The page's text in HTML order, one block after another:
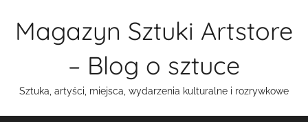
Magazyn Sztuki Artstore
– Blog o sztuce
Sztuka, artyści, miejsca, wydarzenia kulturalne i rozrywkowe